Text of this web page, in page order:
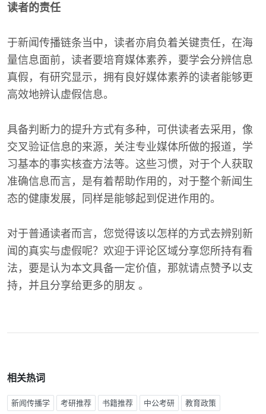
读者的责任
于新闻传播链条当中，读者亦肩负着关键责任，在海
量信息面前，读者要培育媒体素养，要学会分辨信息
真假，有研究显示，拥有良好媒体素养的读者能够更
高效地辨认虚假信息。
具备判断力的提升方式有多种，可供读者去采用，像
交叉验证信息的来源，关注专业媒体所做的报道，学
习基本的事实核查方法等。这些习惯，对于个人获取
准确信息而言，是有着帮助作用的，对于整个新闻生
态的健康发展，同样是能够起到促进作用的。
对于普通读者而言，您觉得该以怎样的方式去辨别新
闻的真实与虚假呢？欢迎于评论区域分享您所持有看
法，要是认为本文具备一定价值，那就请点赞予以支
持，并且分享给更多的朋友 。
相关热词
新闻传播学 考研推荐 书籍推荐 中公考研 教育政策